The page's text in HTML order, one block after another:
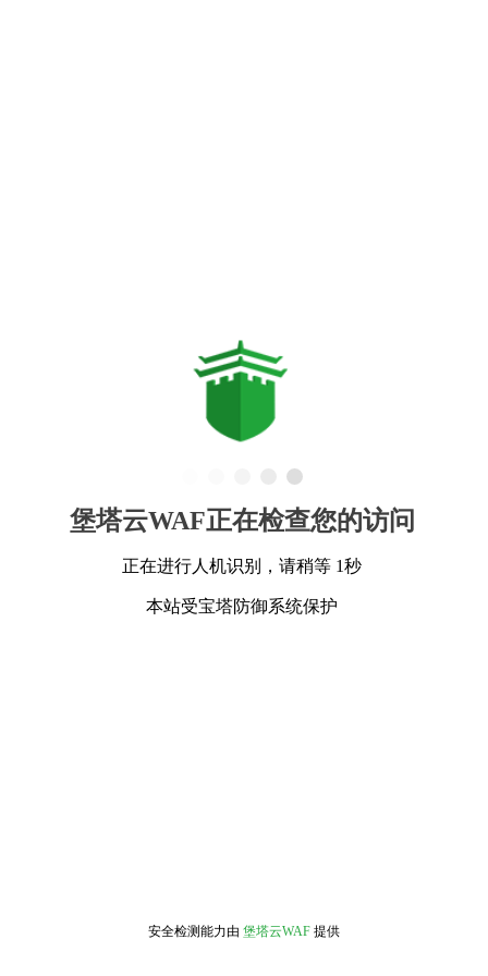
堡塔云WAF正在检查您的访问
正在进行人机识别，请稍等 1秒
本站受宝塔防御系统保护
安全检测能力由 堡塔云WAF 提供